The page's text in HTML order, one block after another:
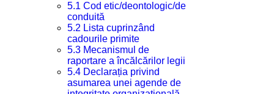
5.1 Cod etic/deontologic/de
conduită
5.2 Lista cuprinzând
cadourile primite
5.3 Mecanismul de
raportare a încălcărilor legii
5.4 Declarația privind
asumarea unei agende de